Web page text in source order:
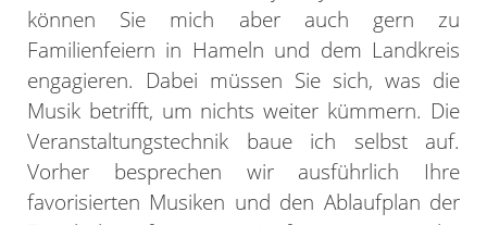
können Sie mich aber auch gern zu
Familienfeiern in Hameln und dem Landkreis
engagieren. Dabei müssen Sie sich, was die
Musik betrifft, um nichts weiter kümmern. Die
Veranstaltungstechnik baue ich selbst auf.
Vorher besprechen wir ausführlich Ihre
favorisierten Musiken und den Ablaufplan der